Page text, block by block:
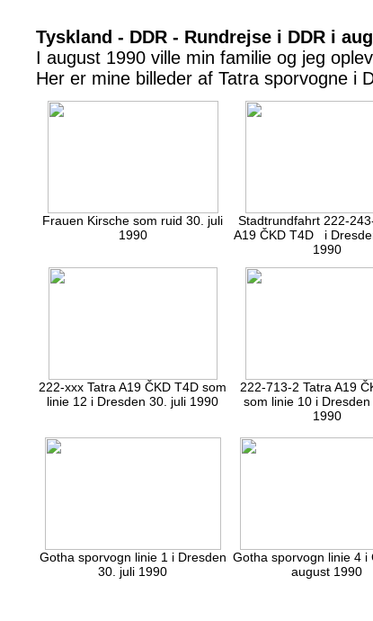
Tyskland - DDR - Rundrejse i DDR i
I august 1990 ville min familie og jeg
Her er mine billeder af Tatra sporvogne i
Frauen Kirsche som ruid 30. juli
1990
Stadtrundfahrt 222-
A19 ČKD T4D i
1990
222-xxx Tatra A19 ČKD T4D som
linie 12 i Dresden 30. juli 1990
222-713-2 Tatra A19
som linie 10 i Dresden
1990
Gotha sporvogn linie 1 i Dresden
30. juli 1990
Gotha sporvogn linie 4 i
august 1990